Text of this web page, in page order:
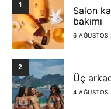
1
Salon
bakımı
6 AĞUSTOS
2
Üç
4 AĞUSTOS